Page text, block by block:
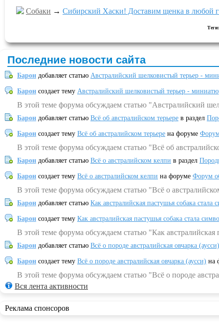
Собаки → Сибирский Хаски! Доставим щенка в любой
Последние новости сайта
Барон добавляет статью Австралийский шелковистый терьер -
Барон создает тему Австралийский шелковистый терьер -
В этой теме форума обсуждаем статью "Австралийский
Барон добавляет статью Всё об австралийском терьере в раздел
Барон создает тему Всё об австралийском терьере на форуме
В этой теме форума обсуждаем статью "Всё об
Барон добавляет статью Всё о австралийском келпи в раздел
Барон создает тему Всё о австралийском келпи на форуме Форум
В этой теме форума обсуждаем статью "Всё о
Барон добавляет статью Как австралийская пастушья собака
Барон создает тему Как австралийская пастушья собака стала
В этой теме форума обсуждаем статью "Как
Барон добавляет статью Всё о породе австралийская овчарка (аусси)
Барон создает тему Всё о породе австралийская овчарка (аусси) на
В этой теме форума обсуждаем статью "Всё о породе
Вся лента активности
Реклама спонсоров